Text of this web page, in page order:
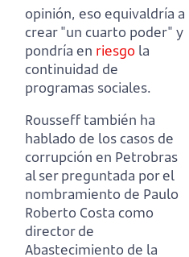
opinión, eso equivaldría a
crear "un cuarto poder" y
pondría en riesgo la
continuidad de
programas sociales.
Rousseff también ha
hablado de los casos de
corrupción en Petrobras
al ser preguntada por el
nombramiento de Paulo
Roberto Costa como
director de
Abastecimiento de la